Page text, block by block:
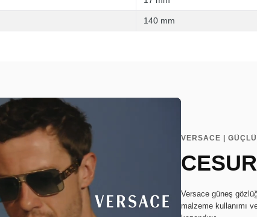
140 mm
VERSACE |
Versace güneş
malzeme kullanımı